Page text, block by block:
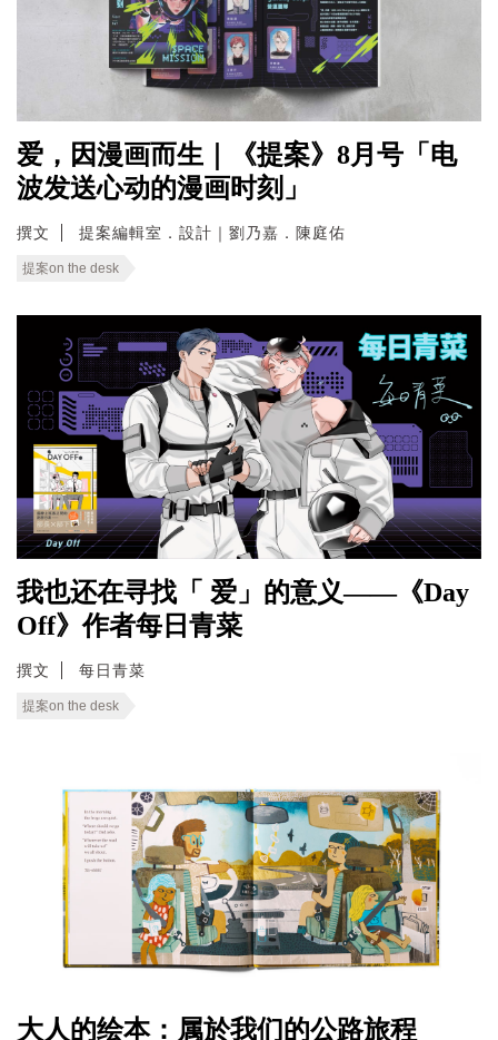
爱，因漫画而生｜《提案》8月号「电
波发送心动的漫画时刻」
撰文 提案編輯室．設計｜劉乃嘉．陳庭佑
提案on the desk
我也还在寻找「 爱」的意义——《Day
Off》作者每日青菜
撰文 每日青菜
提案on the desk
大人的绘本：属於我们的公路旅程